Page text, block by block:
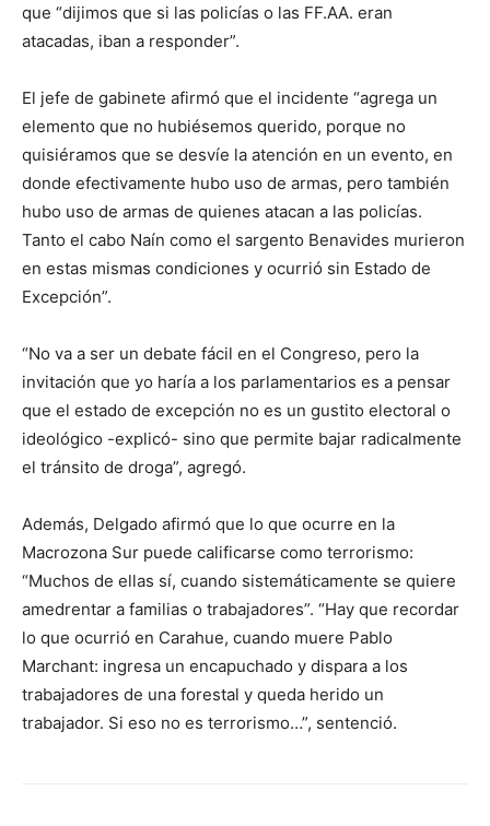
que “dijimos que si las policías o las FF.AA. eran
atacadas, iban a responder”.
El jefe de gabinete afirmó que el incidente “agrega un
elemento que no hubiésemos querido, porque no
quisiéramos que se desvíe la atención en un evento, en
donde efectivamente hubo uso de armas, pero también
hubo uso de armas de quienes atacan a las policías.
Tanto el cabo Naín como el sargento Benavides murieron
en estas mismas condiciones y ocurrió sin Estado de
Excepción”.
“No va a ser un debate fácil en el Congreso, pero la
invitación que yo haría a los parlamentarios es a pensar
que el estado de excepción no es un gustito electoral o
ideológico -explicó- sino que permite bajar radicalmente
el tránsito de droga”, agregó.
Además, Delgado afirmó que lo que ocurre en la
Macrozona Sur puede calificarse como terrorismo:
“Muchos de ellas sí, cuando sistemáticamente se quiere
amedrentar a familias o trabajadores”. “Hay que recordar
lo que ocurrió en Carahue, cuando muere Pablo
Marchant: ingresa un encapuchado y dispara a los
trabajadores de una forestal y queda herido un
trabajador. Si eso no es terrorismo…”, sentenció.